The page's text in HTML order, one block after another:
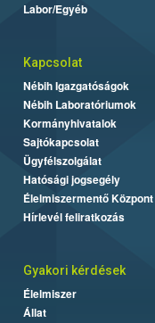
Labor/Egyéb
Kapcsolat
Nébih Igazgatóságok
Nébih Laboratóriumok
Kormányhivatalok
Sajtókapcsolat
Ügyfélszolgálat
Hatósági jogsegély
Élelmiszermentő Központ
Hírlevél feliratkozás
Gyakori kérdések
Élelmiszer
Állat